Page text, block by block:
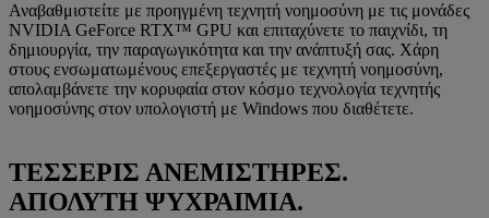
Αναβαθμιστείτε με προηγμένη τεχνητή νοημοσύνη με τις μονάδες
NVIDIA GeForce RTX™ GPU και επιταχύνετε το παιχνίδι, τη
δημιουργία, την παραγωγικότητα και την ανάπτυξή σας. Χάρη
στους ενσωματωμένους επεξεργαστές με τεχνητή νοημοσύνη,
απολαμβάνετε την κορυφαία στον κόσμο τεχνολογία τεχνητής
νοημοσύνης στον υπολογιστή με Windows που διαθέτετε.
ΤΕΣΣΕΡΙΣ ΑΝΕΜΙΣΤΗΡΕΣ.
ΑΠΟΛΥΤΗ ΨΥΧΡΑΙΜΙΑ.